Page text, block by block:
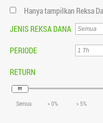
Hanya tampilkan Reksa
JENIS REKSA DANA
PERIODE
RETURN
Semua > 0% > 5%